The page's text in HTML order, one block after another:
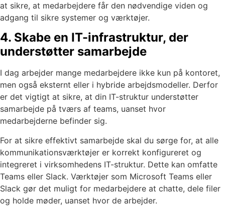
at sikre, at medarbejdere får den nødvendige viden og
adgang til sikre systemer og værktøjer.
4. Skabe en IT-infrastruktur, der
understøtter samarbejde
I dag arbejder mange medarbejdere ikke kun på kontoret,
men også eksternt eller i hybride arbejdsmodeller. Derfor
er det vigtigt at sikre, at din IT-struktur understøtter
samarbejde på tværs af teams, uanset hvor
medarbejderne befinder sig.
For at sikre effektivt samarbejde skal du sørge for, at alle
kommunikationsværktøjer er korrekt konfigureret og
integreret i virksomhedens IT-struktur. Dette kan omfatte
Teams eller Slack. Værktøjer som Microsoft Teams eller
Slack gør det muligt for medarbejdere at chatte, dele filer
og holde møder, uanset hvor de arbejder.